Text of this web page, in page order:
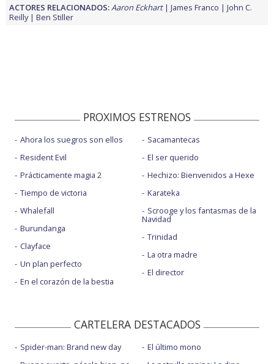
ACTORES RELACIONADOS:Aaron Eckhart James Franco
John C.
Reilly
Ben Stiller
PROXIMOS ESTRENOS
Ahora los suegros son ellos
Resident Evil
Prácticamente magia 2
Tiempo de victoria
Whalefall
Burundanga
Clayface
Un plan perfecto
En el corazón de la bestia
Sacamantecas
El ser querido
Hechizo: Bienvenidos a Hexe
Karateka
Scrooge y los fantasmas de la
Navidad
Trinidad
La otra madre
El director
CARTELERA DESTACADOS
Spider-man: Brand new day
El último mono